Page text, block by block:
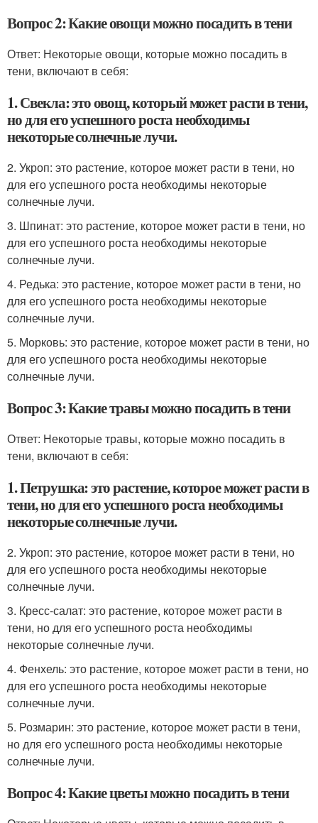
Вопрос 2: Какие овощи можно посадить в тени
Ответ: Некоторые овощи, которые можно посадить в
тени, включают в себя:
1. Свекла: это овощ, который может расти в тени,
но для его успешного роста необходимы
некоторые солнечные лучи.
2. Укроп: это растение, которое может расти в тени, но
для его успешного роста необходимы некоторые
солнечные лучи.
3. Шпинат: это растение, которое может расти в тени, но
для его успешного роста необходимы некоторые
солнечные лучи.
4. Редька: это растение, которое может расти в тени, но
для его успешного роста необходимы некоторые
солнечные лучи.
5. Морковь: это растение, которое может расти в тени, но
для его успешного роста необходимы некоторые
солнечные лучи.
Вопрос 3: Какие травы можно посадить в тени
Ответ: Некоторые травы, которые можно посадить в
тени, включают в себя:
1. Петрушка: это растение, которое может расти в
тени, но для его успешного роста необходимы
некоторые солнечные лучи.
2. Укроп: это растение, которое может расти в тени, но
для его успешного роста необходимы некоторые
солнечные лучи.
3. Кресс-салат: это растение, которое может расти в
тени, но для его успешного роста необходимы
некоторые солнечные лучи.
4. Фенхель: это растение, которое может расти в тени, но
для его успешного роста необходимы некоторые
солнечные лучи.
5. Розмарин: это растение, которое может расти в тени,
но для его успешного роста необходимы некоторые
солнечные лучи.
Вопрос 4: Какие цветы можно посадить в тени